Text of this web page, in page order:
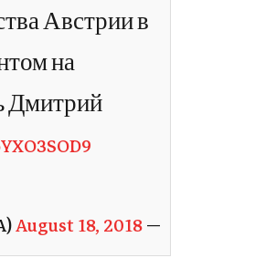
Австрии в
на
Дмитрий
— Кремлевский пул РИА (@Kremlinpool_RIA)
August 18, 2018